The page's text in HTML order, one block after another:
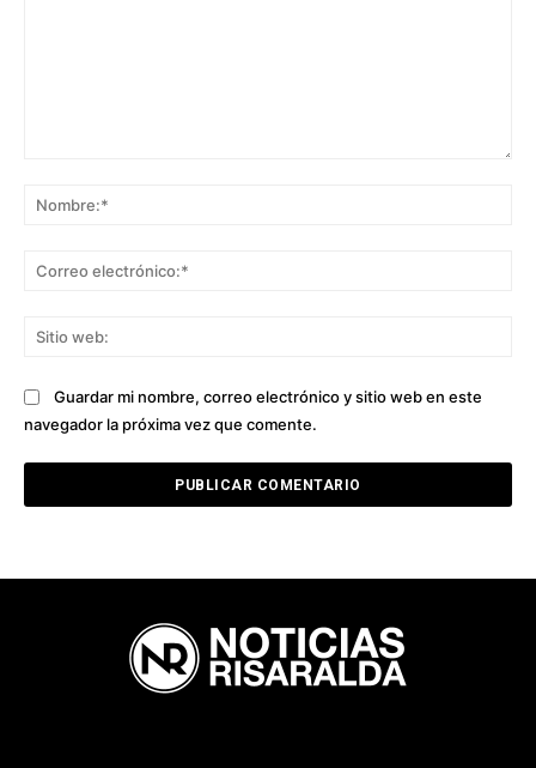
Guardar mi nombre, correo electrónico y sitio web en este
navegador la próxima vez que comente.